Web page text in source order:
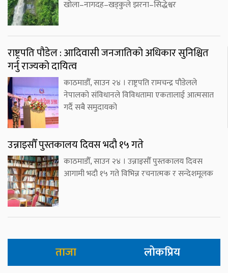
खोला–नागदह–खड्कुले झरना–सिद्धेश्वर
राष्ट्रपति पौडेल : आदिवासी जनजातिको अधिकार सुनिश्चित
गर्नु राज्यको दायित्व
काठमाडौँ, साउन २४ । राष्ट्रपति रामचन्द्र पौडेलले
नेपालको संविधानले विविधतामा एकतालाई आत्मसात
गर्दै सबै समुदायको
उन्नाइसौँ पुस्तकालय दिवस भदौ १५ गते
काठमाडौँ, साउन २४ । उन्नाइसौँ पुस्तकालय दिवस
आगामी भदौ १५ गते विभिन्न रचनात्मक र सन्देशमूलक
ताजा लोकप्रिय